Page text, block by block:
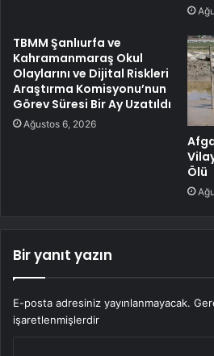
TBMM Şanlıurfa ve
Kahramanmaraş Okul
Olaylarını ve Dijital Riskleri
Araştırma Komisyonu’nun
Görev Süresi Bir Ay Uzatıldı
Ağustos 6, 2026
Ölü
Bir yanıt yazın
E-posta adresiniz yayınlanmayacak.
işaretlenmişlerdir